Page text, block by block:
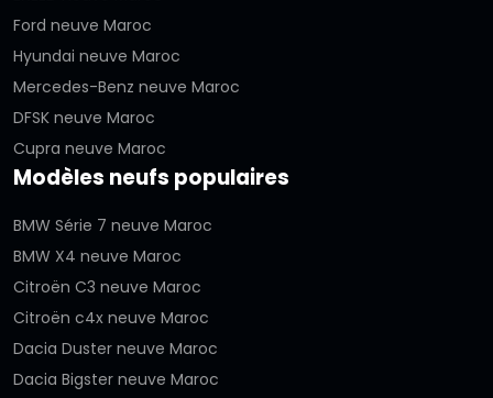
Ford neuve Maroc
Hyundai neuve Maroc
Mercedes-Benz neuve Maroc
DFSK neuve Maroc
Cupra neuve Maroc
Modèles neufs populaires
BMW Série 7 neuve Maroc
BMW X4 neuve Maroc
Citroën C3 neuve Maroc
Citroën c4x neuve Maroc
Dacia Duster neuve Maroc
Dacia Bigster neuve Maroc